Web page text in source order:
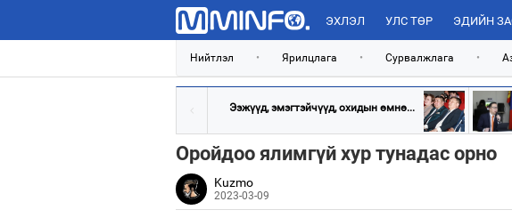
ЭХЛЭЛ УЛС ТӨР ЭДИЙН
Нийтлэл • Ярилцлага • Сурвалжлага •
Ээжүүд, эмэгтэйчүүд, охидын өмнө...
Оройдоо ялимгүй хур тунадас орно
Kuzmo
2023-03-09